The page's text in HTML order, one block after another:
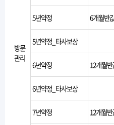
방문
관리
5년약정 6개월반
5년약정_타사보상
6년약정 12개월
6년약정_타사보상
7년약정 12개월